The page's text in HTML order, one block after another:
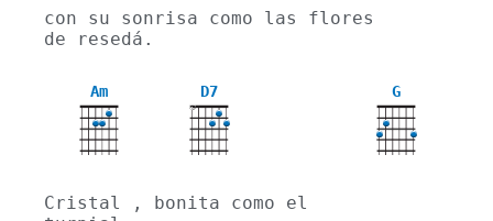
con su sonrisa como las flores
de resedá.
Am D7
X
G
Cristal , bonita como el